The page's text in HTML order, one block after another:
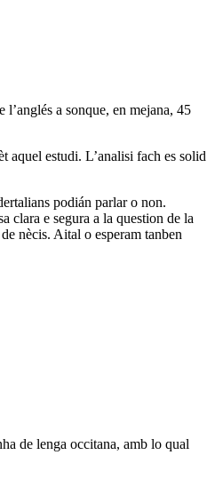
l’anglés a sonque, en mejana, 45
aquel estudi. L’analisi fach es solid
podián parlar o non.
clara e segura a la question de la
nècis. Aital o esperam tanben
de lenga occitana, amb lo qual